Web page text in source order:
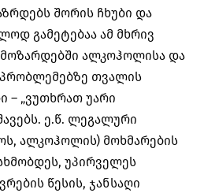
შორის ჩხუბი და
გამეტებაა ამ მხრივ
მოზარდებში ალკოჰოლისა და
პრობლემებზე თვალის
– „ვუთხრათ უარი
ე.წ. ლეგალური
ალკოჰოლის) მოხმარების
უპირველეს
წესის, ჯანსაღი